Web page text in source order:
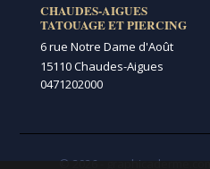
CHAUDES-AIGUES
TATOUAGE ET PIERCING
6 rue Notre Dame d'Août
15110 Chaudes-Aigues
0471202000
© 2026 - graphicaderme.com